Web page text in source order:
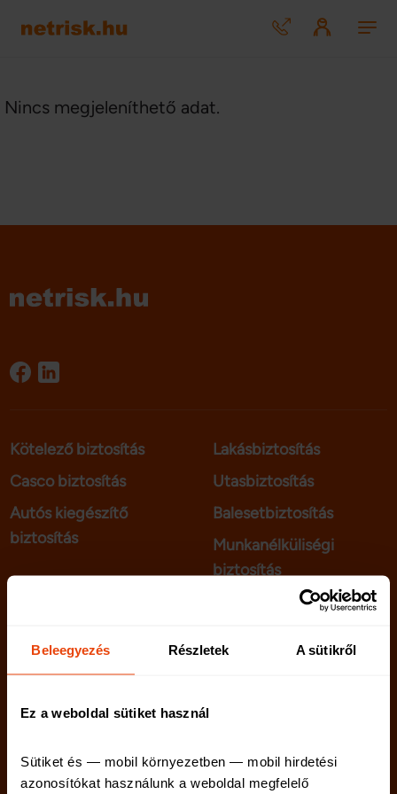
Beleegyezés Részletek A sütikről
Ez a weboldal sütiket használ
Sütiket és — mobil környezetben — mobil hirdetési
azonosítókat használunk a weboldal megfelelő
Nincs megjeleníthető adat.
Kötelező biztosítás
Casco biztosítás
Autós kiegészítő
biztosítás
Lakásbiztosítás
Utasbiztosítás
Balesetbiztosítás
Munkanélküliségi
biztosítás
telenet.hu
netriskauto.hu
Kapcsolat